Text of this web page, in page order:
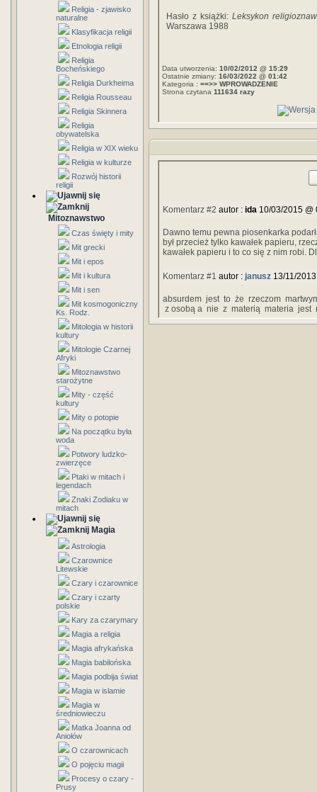
Religia - zjawisko
naturalne
Klasyfikacja religii
Etnologia religii
Religia
Bocheńskiego
Religia Durkheima
Religia Rousseau
Religia Skinnera
Religia
obywatelska
Religia w XIX wieku
Religia w kulturze
Rozwój historii
religii
Mitoznawstwo
Czas święty i mity
Mit grecki
Mit i epos
Mit i kultura
Mit i sen
Mit kosmogoniczny
Ks. Rodz.
Mitologia w historii
kultury
Mitologie Czarnej
Afryki
Mitoznawstwo
starożytne
Mity - część
kultury
Mity o potopie
Na początku była
woda
Potwory ludzko-
zwierzęce
Ptaki w mitach i
legendach
Znaki Zodiaku w
mitach
Magia
Astrologia
Czarownice
Litewskie
Czary i czarownice
Czary i czarty
polskie
Kary za czarymary
Magia a religia
Magia afrykańska
Magia babilońska
Magia podbija świat
Magia w islamie
Magia w
średniowieczu
Matka Joanna od
Aniołów
O czarownicach
O pojęciu magii
Procesy o czary -
Prusy
Hasło z książki: Leksykon
Warszawa 1988
Data utworzenia: 10/02/2012 @ 15:29
Ostatnie zmiany: 16/03/2022 @ 01:42
Kategoria : ==>> WPROWADZENIE
Strona czytana 111634 razy
Komentarz #2 autor : ida 10/03/2015 @
Dawno temu pewna piosenkarka
był przecież tylko kawałek papieru,
kawałek papieru i to co się z nim robi.
Komentarz #1 autor : janusz 13/11/
absurdem jest to że rzeczom
z osobą a nie z materią materia jest